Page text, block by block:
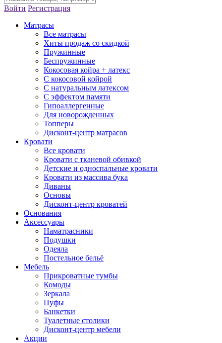
Войти Регистрация
Матрасы
Все матрасы
Хиты продаж со скидкой
Пружинные
Беспружинные
Кокосовая койра + латекс
С кокосовой койрой
С натуральным латексом
С эффектом памяти
Гипоаллергенные
Для новорожденных
Топперы
Дисконт-центр матрасов
Кровати
Все кровати
Кровати с тканевой обивкой
Детские и односпальные кровати
Кровати из массива бука
Диваны
Основы
Дисконт-центр кроватей
Основания
Аксессуары
Наматрасники
Подушки
Одеяла
Постельное бельё
Мебель
Прикроватные тумбы
Комоды
Зеркала
Пуфы
Банкетки
Туалетные столики
Дисконт-центр мебели
Акции